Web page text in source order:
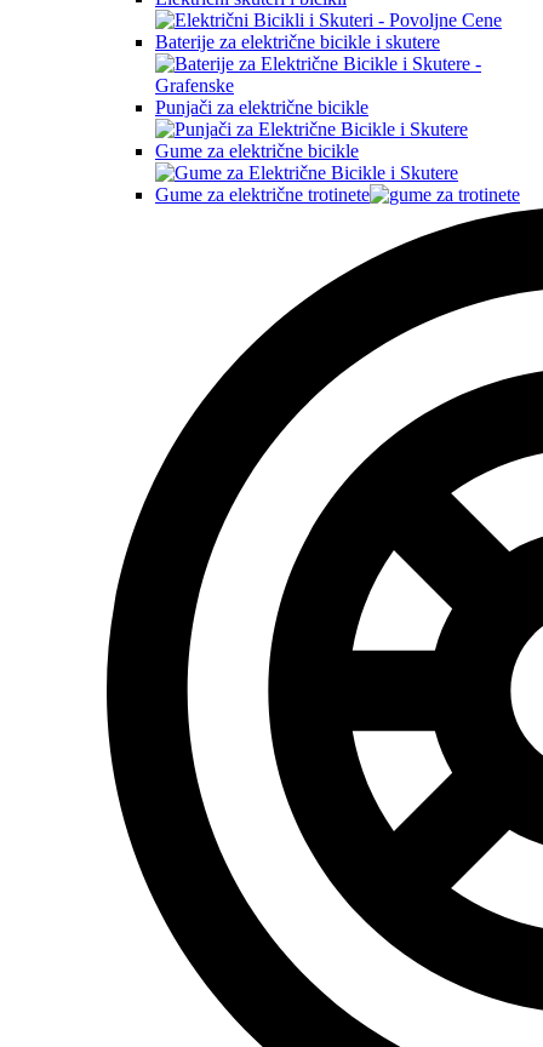
Baterije za električne bicikle i skutere
Punjači za električne bicikle
Gume za električne bicikle
Gume za električne trotinete